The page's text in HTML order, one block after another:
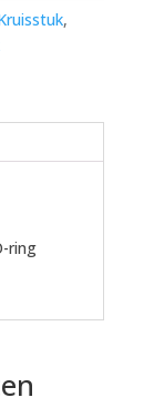
,
ring